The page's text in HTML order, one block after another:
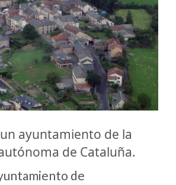
ayuntamiento de la
de Cataluña.
de